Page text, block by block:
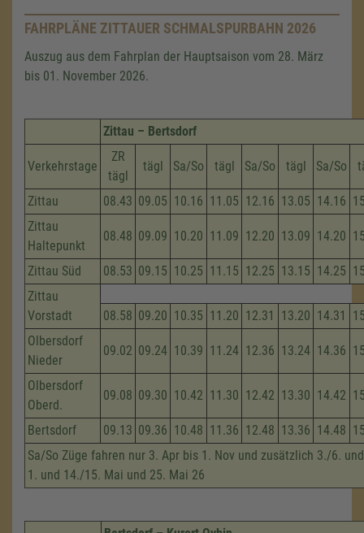
FAHRPLÄNE ZITTAUER SCHMALSPURBAHN 2026
Auszug aus dem Fahrplan der Hauptsaison vom 28. März
bis 01. November 2026.
Zittau – Bertsdorf
Verkehrstage
ZR
tägl
tägl Sa/So tägl Sa/So tägl Sa/So
Zittau 08.43 09.05 10.16 11.05 12.16 13.05 14.16
Zittau
Haltepunkt
08.48 09.09 10.20 11.09 12.20 13.09 14.20
Zittau Süd 08.53 09.15 10.25 11.15 12.25 13.15 14.25
Zittau
Vorstadt
08.58 09.20 10.35 11.20 12.31 13.20 14.31
Olbersdorf
Nieder
09.02 09.24 10.39 11.24 12.36 13.24 14.36
Olbersdorf
Oberd.
09.08 09.30 10.42 11.30 12.42 13.30 14.42
Bertsdorf 09.13 09.36 10.48 11.36 12.48 13.36 14.48
Sa/So Züge fahren nur 3. Apr bis 1. Nov und zusätzlich 3./6.
1. und 14./15. Mai und 25. Mai 26